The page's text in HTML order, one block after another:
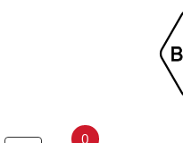
0